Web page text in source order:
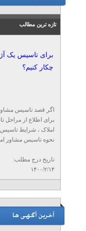
تازه ترین مطالب
برای تاسیس یک
چکار کنیم؟
اگر قصد تاسیس مشاور
برای اطلاع از مراحل
املاک ، شرایط
نحوه تاسیس مشاور
تاریخ درج مطلب:
۱۴۰۰/۲/۱۴